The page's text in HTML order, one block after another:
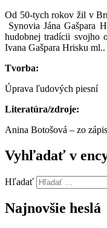
Od 50-tych rokov žil v
Synovia Jána Gašpara
hudobnej tradícii svojho
Ivana Gašpara Hrisku ml..
Tvorba:
Úprava ľudových piesní
Literatúra/zdroje:
Anina Botošová – zo
Vyhľadať v
Hľadať
Najnovšie heslá